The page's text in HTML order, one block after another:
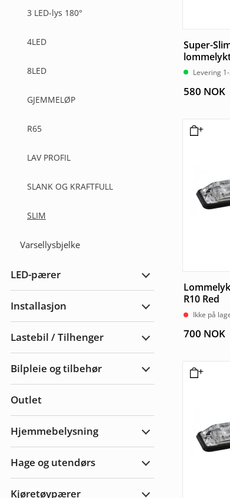
3 LED-lys 180°
4LED
8LED
GJEMMELØP
R65
LAV PROFIL
SLANK OG KRAFTFULL
SLIM
Varsellysbjelke
LED-pærer
Utvid
Installasjon
Utvid
Installasjon
Lastebil / Tilhenger
Utvid
Tilhenger
Bilpleie og tilbehør
Utvid
Outlet
Hjemmebelysning
Utvid
Hjemmebelysning
Hage og utendørs
Utvid
utendørs
Kjøretøypærer
Super-
Levering
580 NOK
R10 Red
Ikke på
700 NOK